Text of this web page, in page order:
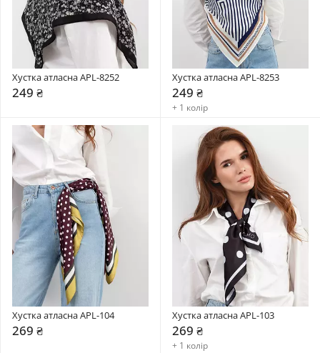
Хустка атласна APL-8252
249 ₴
Хустка атласна APL-8253
249 ₴
+ 1 колір
Хустка атласна APL-104
269 ₴
Хустка атласна APL-103
269 ₴
+ 1 колір